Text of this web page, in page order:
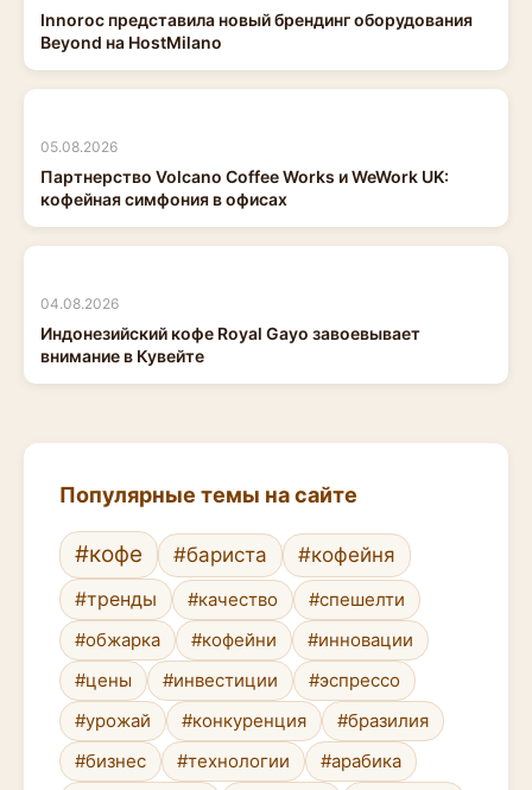
Innoroc представила новый брендинг оборудования
Beyond на HostMilano
05.08.2026
Партнерство Volcano Coffee Works и WeWork UK:
кофейная симфония в офисах
04.08.2026
Индонезийский кофе Royal Gayo завоевывает
внимание в Кувейте
Популярные темы на сайте
#кофе #бариста
#кофейня
#тренды
#качество
#спешелти
#обжарка
#кофейни
#инновации
#цены
#инвестиции
#эспрессо
#урожай
#конкуренция
#бразилия
#бизнес
#технологии #арабика